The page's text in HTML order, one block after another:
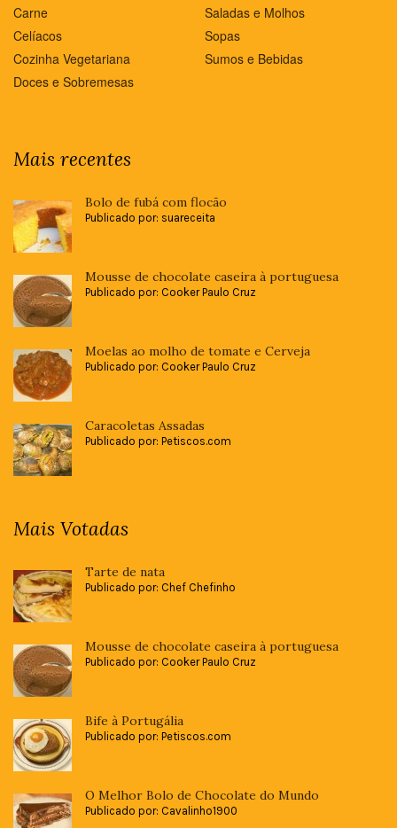
Carne
Celíacos
Cozinha Vegetariana
Doces e Sobremesas
Saladas e Molhos
Sopas
Sumos e Bebidas
Mais recentes
Bolo de fubá com flocão
Publicado por: suareceita
Mousse de chocolate caseira à portuguesa
Publicado por: Cooker Paulo Cruz
Moelas ao molho de tomate e Cerveja
Publicado por: Cooker Paulo Cruz
Caracoletas Assadas
Publicado por: Petiscos.com
Mais Votadas
Tarte de nata
Publicado por: Chef Chefinho
Mousse de chocolate caseira à portuguesa
Publicado por: Cooker Paulo Cruz
Bife à Portugália
Publicado por: Petiscos.com
O Melhor Bolo de Chocolate do Mundo
Publicado por: Cavalinho1900